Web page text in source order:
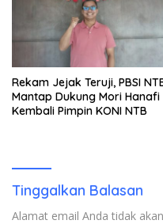
Rekam Jejak Teruji, PBSI
Mantap Dukung Mori Hanafi
Kembali Pimpin KONI NTB
Tinggalkan Balasan
Alamat email Anda tidak